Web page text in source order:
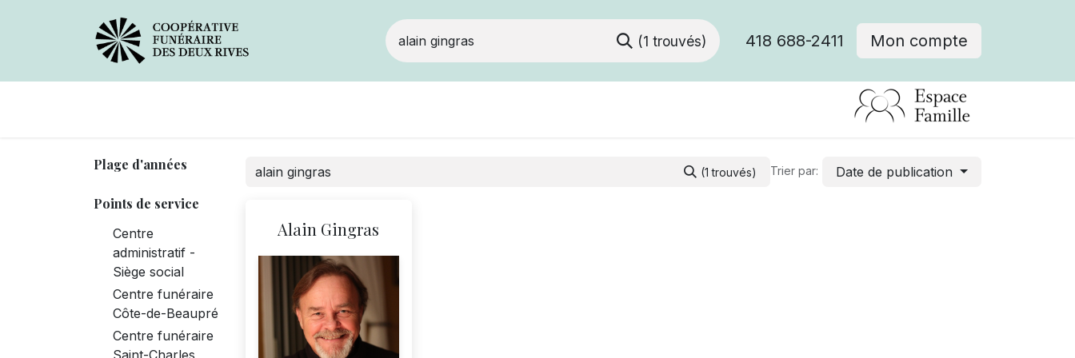
(1 trouvés) 418 688-2411 Mon compte
Plage d'années
Points de service
Centre
administratif -
Siège social
Centre funéraire
Côte-de-Beaupré
Centre funéraire
Saint-Charles
(1 trouvés) Trier par: Date de publication
Alain Gingras